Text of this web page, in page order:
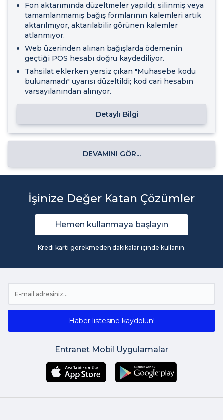
Fon aktarımında düzeltmeler yapıldı; silinmiş veya
tamamlanmamış bağış formlarının kalemleri artık
aktarılmıyor, aktarılabilir görünen kalemler
atlanmıyor.
Web üzerinden alınan bağışlarda ödemenin
geçtiği POS hesabı doğru kaydediliyor.
Tahsilat eklerken yersiz çıkan "Muhasebe kodu
bulunamadı" uyarısı düzeltildi; kod cari hesabın
varsayılanından alınıyor.
Detaylı Bilgi
DEVAMINI GÖR...
İşinize Değer Katan Çözümler
Hemen kullanmaya başlayın
Kredi kartı gerekmeden dakikalar içinde kullanın.
Haber listesine kaydolun!
Entranet Mobil Uygulamalar